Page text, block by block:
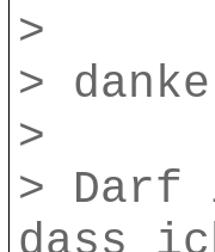
>
>
>
> Darf